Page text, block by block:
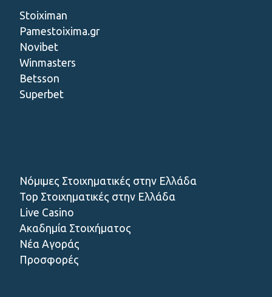
Stoiximan
Pamestoixima.gr
Novibet
Winmasters
Betsson
Superbet
Νόμιμες Στοιχηματικές στην Ελλάδα
Top Στοιχηματικές στην Ελλάδα
Live Casino
Ακαδημία Στοιχήματος
Νέα Αγοράς
Προσφορές